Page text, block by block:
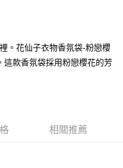
」的支付方式。 讓您購物簡單
。花仙子衣物香氛袋-粉戀櫻
這款香氛袋採用粉戀櫻花的芳
相關推薦